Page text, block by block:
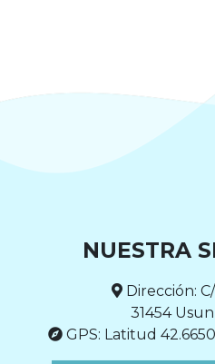
NUESTRA
Dirección:
31454
GPS: Latitud